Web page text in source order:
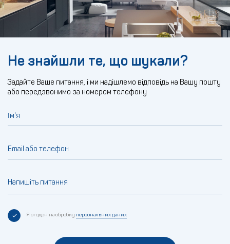
Не знайшли те, що шукали?
Задайте Ваше питання, і ми надішлемо відповідь на Вашу пошту
або передзвонимо за номером телефону
Ім'я
Email або телефон
Напишіть питання
Я згоден на обробку персональних даних